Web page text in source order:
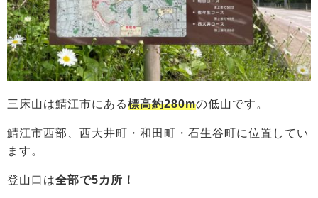
三床山は鯖江市にある標高約280mの低山です。
鯖江市西部、西大井町・和田町・石生谷町に位置してい
ます。
登山口は全部で5カ所！